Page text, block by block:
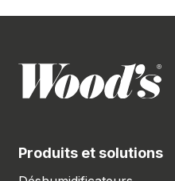
Produits et solutions